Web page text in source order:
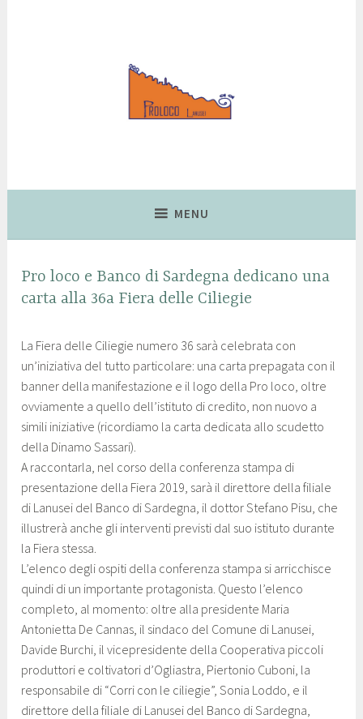
MENU
FIERA
DELLE
NEWS
Pro loco e Banco di Sardegna dedicano una
carta alla 36a Fiera delle Ciliegie
4
g
i
u
g
n
o
2
0
1
9
r
o
l
o
c
o
l
a
n
u
s
e
i
La Fiera delle Ciliegie numero 36 sarà celebrata con
un’iniziativa del tutto particolare: una carta prepagata con il
banner della manifestazione e il logo della Pro loco, oltre
ovviamente a quello dell’istituto di credito, non nuovo a
simili iniziative (ricordiamo la carta dedicata allo scudetto
della Dinamo Sassari).
A raccontarla, nel corso della conferenza stampa di
presentazione della Fiera 2019, sarà il direttore della filiale
di Lanusei del Banco di Sardegna, il dottor Stefano Pisu, che
illustrerà anche gli interventi previsti dal suo istituto durante
la Fiera stessa.
L’elenco degli ospiti della conferenza stampa si arricchisce
quindi di un importante protagonista. Questo l’elenco
completo, al momento: oltre alla presidente Maria
Antonietta De Cannas, il sindaco del Comune di Lanusei,
Davide Burchi, il vicepresidente della Cooperativa piccoli
produttori e coltivatori d’Ogliastra, Piertonio Cuboni, la
responsabile di “Corri con le ciliegie”, Sonia Loddo, e il
direttore della filiale di Lanusei del Banco di Sardegna,